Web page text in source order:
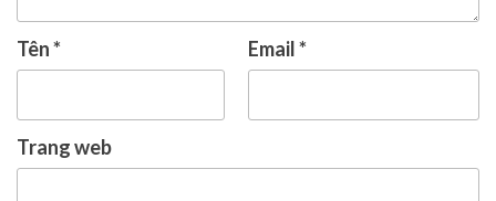
Tên* Email*
Trang web